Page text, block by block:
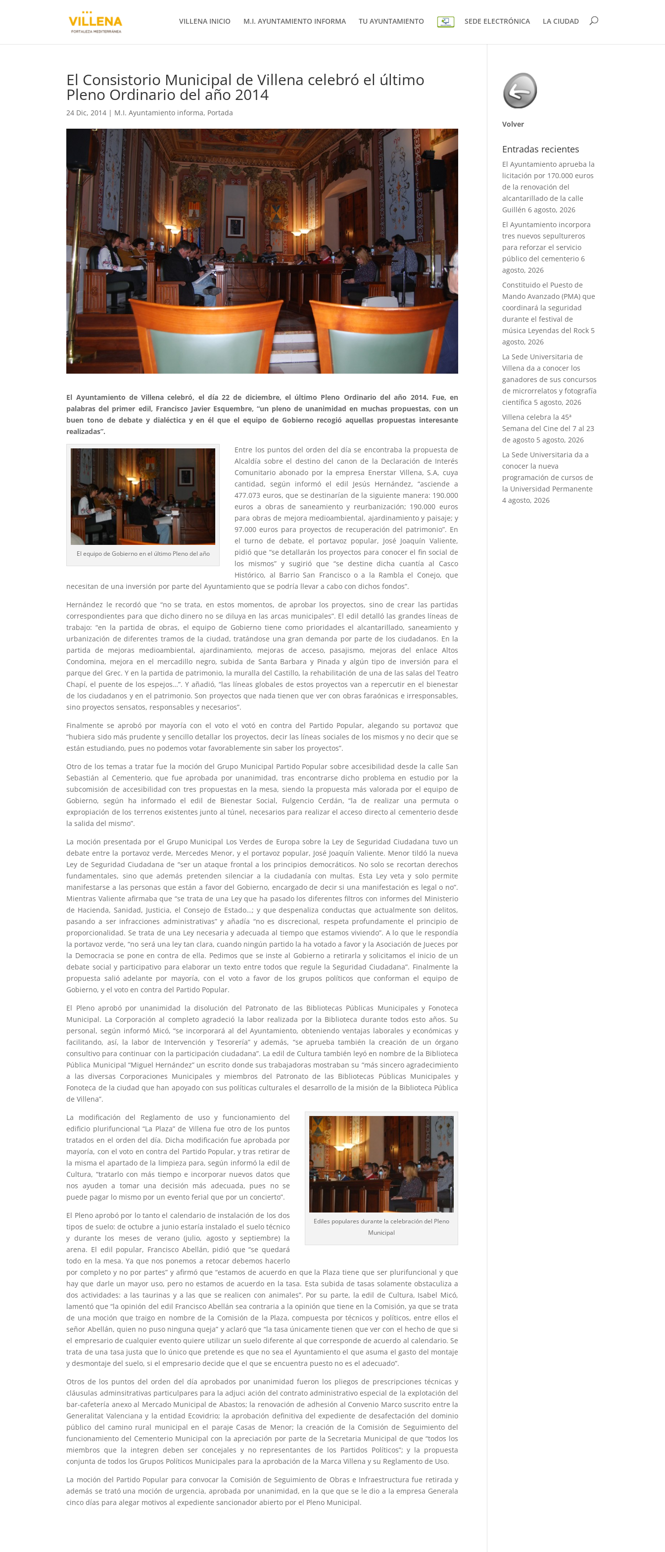
VILLENA INICIO M.I. AYUNTAMIENTO INFORMA TU AYUNTAMIENTO SEDE ELECTRÓNICA LA CIUDAD
El Consistorio Municipal de Villena celebró el último
Pleno Ordinario del año 2014
24 Dic, 2014 | M.I. Ayuntamiento informa, Portada
El Ayuntamiento de Villena celebró, el día 22 de diciembre, el último Pleno Ordinario del año 2014. Fue, en
palabras del primer edil, Francisco Javier Esquembre, “un pleno de unanimidad en muchas propuestas, con un
buen tono de debate y dialéctica y en él que el equipo de Gobierno recogió aquellas propuestas interesante
realizadas”.
El equipo de Gobierno en el último Pleno del año
Entre los puntos del orden del día se encontraba la propuesta de
Alcaldía sobre el destino del canon de la Declaración de Interés
Comunitario abonado por la empresa Enerstar Villena, S.A, cuya
cantidad, según informó el edil Jesús Hernández, “asciende a
477.073 euros, que se destinarían de la siguiente manera: 190.000
euros a obras de saneamiento y reurbanización; 190.000 euros
para obras de mejora medioambiental, ajardinamiento y paisaje; y
97.000 euros para proyectos de recuperación del patrimonio”. En
el turno de debate, el portavoz popular, José Joaquín Valiente,
pidió que “se detallarán los proyectos para conocer el fin social de
los mismos” y sugirió que “se destine dicha cuantía al Casco
Histórico, al Barrio San Francisco o a la Rambla el Conejo, que
necesitan de una inversión por parte del Ayuntamiento que se podría llevar a cabo con dichos fondos”.
Hernández le recordó que “no se trata, en estos momentos, de aprobar los proyectos, sino de crear las partidas
correspondientes para que dicho dinero no se diluya en las arcas municipales”. El edil detalló las grandes líneas de
trabajo: “en la partida de obras, el equipo de Gobierno tiene como prioridades el alcantarillado, saneamiento y
urbanización de diferentes tramos de la ciudad, tratándose una gran demanda por parte de los ciudadanos. En la
partida de mejoras medioambiental, ajardinamiento, mejoras de acceso, pasajismo, mejoras del enlace Altos
Condomina, mejora en el mercadillo negro, subida de Santa Barbara y Pinada y algún tipo de inversión para el
parque del Grec. Y en la partida de patrimonio, la muralla del Castillo, la rehabilitación de una de las salas del Teatro
Chapí, el puente de los espejos…”. Y añadió, “las líneas globales de estos proyectos van a repercutir en el bienestar
de los ciudadanos y en el patrimonio. Son proyectos que nada tienen que ver con obras faraónicas e irresponsables,
sino proyectos sensatos, responsables y necesarios”.
Finalmente se aprobó por mayoría con el voto el votó en contra del Partido Popular, alegando su portavoz que
“hubiera sido más prudente y sencillo detallar los proyectos, decir las líneas sociales de los mismos y no decir que se
están estudiando, pues no podemos votar favorablemente sin saber los proyectos”.
Otro de los temas a tratar fue la moción del Grupo Municipal Partido Popular sobre accesibilidad desde la calle San
Sebastián al Cementerio, que fue aprobada por unanimidad, tras encontrarse dicho problema en estudio por la
subcomisión de accesibilidad con tres propuestas en la mesa, siendo la propuesta más valorada por el equipo de
Gobierno, según ha informado el edil de Bienestar Social, Fulgencio Cerdán, “la de realizar una permuta o
expropiación de los terrenos existentes junto al túnel, necesarios para realizar el acceso directo al cementerio desde
la salida del mismo”.
La moción presentada por el Grupo Municipal Los Verdes de Europa sobre la Ley de Seguridad Ciudadana tuvo un
debate entre la portavoz verde, Mercedes Menor, y el portavoz popular, José Joaquín Valiente. Menor tildó la nueva
Ley de Seguridad Ciudadana de “ser un ataque frontal a los principios democráticos. No solo se recortan derechos
fundamentales, sino que además pretenden silenciar a la ciudadanía con multas. Esta Ley veta y solo permite
manifestarse a las personas que están a favor del Gobierno, encargado de decir si una manifestación es legal o no”.
Mientras Valiente afirmaba que “se trata de una Ley que ha pasado los diferentes filtros con informes del Ministerio
de Hacienda, Sanidad, Justicia, el Consejo de Estado…; y que despenaliza conductas que actualmente son delitos,
pasando a ser infracciones administrativas” y añadía “no es discrecional, respeta profundamente el principio de
proporcionalidad. Se trata de una Ley necesaria y adecuada al tiempo que estamos viviendo”. A lo que le respondía
la portavoz verde, “no será una ley tan clara, cuando ningún partido la ha votado a favor y la Asociación de Jueces por
la Democracia se pone en contra de ella. Pedimos que se inste al Gobierno a retirarla y solicitamos el inicio de un
debate social y participativo para elaborar un texto entre todos que regule la Seguridad Ciudadana”. Finalmente la
propuesta salió adelante por mayoría, con el voto a favor de los grupos políticos que conforman el equipo de
Gobierno, y el voto en contra del Partido Popular.
El Pleno aprobó por unanimidad la disolución del Patronato de las Bibliotecas Públicas Municipales y Fonoteca
Municipal. La Corporación al completo agradeció la labor realizada por la Biblioteca durante todos esto años. Su
personal, según informó Micó, “se incorporará al del Ayuntamiento, obteniendo ventajas laborales y económicas y
facilitando, así, la labor de Intervención y Tesorería” y además, “se aprueba también la creación de un órgano
consultivo para continuar con la participación ciudadana”. La edil de Cultura también leyó en nombre de la Biblioteca
Pública Municipal “Miguel Hernández” un escrito donde sus trabajadoras mostraban su “más sincero agradecimiento
a las diversas Corporaciones Municipales y miembros del Patronato de las Bibliotecas Públicas Municipales y
Fonoteca de la ciudad que han apoyado con sus políticas culturales el desarrollo de la misión de la Biblioteca Pública
de Villena”.
Ediles populares durante la celebración del Pleno
Municipal
La modificación del Reglamento de uso y funcionamiento del
edificio plurifuncional “La Plaza” de Villena fue otro de los puntos
tratados en el orden del día. Dicha modificación fue aprobada por
mayoría, con el voto en contra del Partido Popular, y tras retirar de
la misma el apartado de la limpieza para, según informó la edil de
Cultura, “tratarlo con más tiempo e incorporar nuevos datos que
nos ayuden a tomar una decisión más adecuada, pues no se
puede pagar lo mismo por un evento ferial que por un concierto”.
El Pleno aprobó por lo tanto el calendario de instalación de los dos
tipos de suelo: de octubre a junio estaría instalado el suelo técnico
y durante los meses de verano (julio, agosto y septiembre) la
arena. El edil popular, Francisco Abellán, pidió que “se quedará
todo en la mesa. Ya que nos ponemos a retocar debemos hacerlo
por completo y no por partes” y afirmó que “estamos de acuerdo en que la Plaza tiene que ser plurifuncional y que
hay que darle un mayor uso, pero no estamos de acuerdo en la tasa. Esta subida de tasas solamente obstaculiza a
dos actividades: a las taurinas y a las que se realicen con animales”. Por su parte, la edil de Cultura, Isabel Micó,
lamentó que “la opinión del edil Francisco Abellán sea contraria a la opinión que tiene en la Comisión, ya que se trata
de una moción que traigo en nombre de la Comisión de la Plaza, compuesta por técnicos y políticos, entre ellos el
señor Abellán, quien no puso ninguna queja” y aclaró que “la tasa únicamente tienen que ver con el hecho de que si
el empresario de cualquier evento quiere utilizar un suelo diferente al que corresponde de acuerdo al calendario. Se
trata de una tasa justa que lo único que pretende es que no sea el Ayuntamiento el que asuma el gasto del montaje
y desmontaje del suelo, si el empresario decide que el que se encuentra puesto no es el adecuado”.
Otros de los puntos del orden del día aprobados por unanimidad fueron los pliegos de prescripciones técnicas y
cláusulas adminsitrativas particulpares para la adjuci ación del contrato administrativo especial de la explotación del
bar-cafetería anexo al Mercado Municipal de Abastos; la renovación de adhesión al Convenio Marco suscrito entre la
Generalitat Valenciana y la entidad Ecovidrio; la aprobación definitiva del expediente de desafectación del dominio
público del camino rural municipal en el paraje Casas de Menor; la creación de la Comisión de Seguimiento del
funcionamiento del Cementerio Municipal con la apreciación por parte de la Secretaria Municipal de que “todos los
miembros que la integren deben ser concejales y no representantes de los Partidos Políticos”; y la propuesta
conjunta de todos los Grupos Políticos Municipales para la aprobación de la Marca Villena y su Reglamento de Uso.
La moción del Partido Popular para convocar la Comisión de Seguimiento de Obras e Infraestructura fue retirada y
además se trató una moción de urgencia, aprobada por unanimidad, en la que que se le dio a la empresa Generala
cinco días para alegar motivos al expediente sancionador abierto por el Pleno Municipal.
Volver
Entradas recientes
El Ayuntamiento aprueba la
licitación por 170.000 euros
de la renovación del
alcantarillado de la calle
Guillén 6 agosto, 2026
El Ayuntamiento incorpora
tres nuevos sepultureros
para reforzar el servicio
público del cementerio 6
agosto, 2026
Constituido el Puesto de
Mando Avanzado (PMA) que
coordinará la seguridad
durante el festival de
música Leyendas del Rock 5
agosto, 2026
La Sede Universitaria de
Villena da a conocer los
ganadores de sus concursos
de microrrelatos y fotografía
científica 5 agosto, 2026
Villena celebra la 45ª
Semana del Cine del 7 al 23
de agosto 5 agosto, 2026
La Sede Universitaria da a
conocer la nueva
programación de cursos de
la Universidad Permanente
4 agosto, 2026